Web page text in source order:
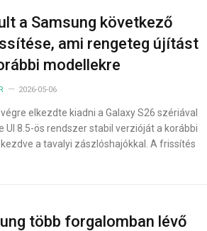
a Samsung következő
ami rengeteg újítást
modellekre
2026-05-06
elkezdte kiadni a Galaxy S26 szériával
UI 8.5-ös rendszer stabil verzióját a korábbi
a tavalyi zászlóshajókkal. A frissítés
több forgalomban lévő